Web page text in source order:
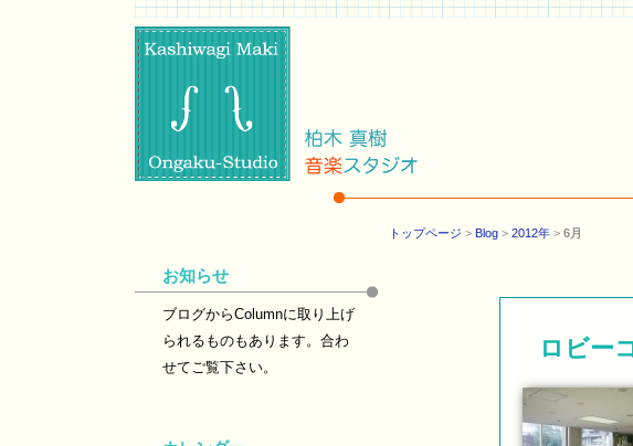
トップページ > Blog > 2012年 > 6月
ロビー
お知らせ
ブログからColumnに取り上げ
られるものもあります。合わ
せてご覧下さい。